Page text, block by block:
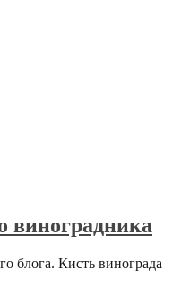
виноградника
блога. Кисть винограда